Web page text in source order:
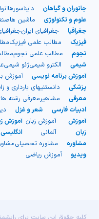
صاف بیرونی و یک لایه
دنده‌دار)، اما در
مجزا ساخته شده‌اند.
پلاستیک موجدار نیز
به صورت ورقه‌های
است و معمولاً با
انباری‌ها استفاده
جانوران و گیاهان دایناسورها
علوم و تکنولوژی
ماشین ها
جغرافیا
جغرافیای ایران
فیزیک
مطالب علمی فیزیک
نجوم
مطالب علمی نجوم
شیمی
الکترو شیمیژئو شیمی
آموزش برنامه نویسی
آموزش
پزشکی
دانستنیهای بارداری و
معرفی
مشاهیرمعرفی رشته
ادبیات فارسی
شعر و غزل
آموزش
زبان
آموزش زبان
آلمانی
آموزش
انگلیسی
مشاوره
مشاوره تحصیلی
ویدیو
آموزش ریاضی